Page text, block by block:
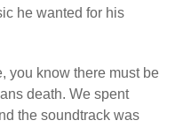
he wanted for his
you know there must be
death. We spent
the soundtrack was